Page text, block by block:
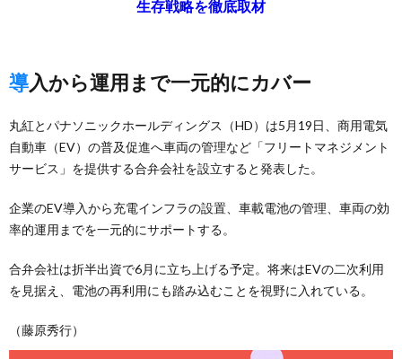
生存戦略を徹底取材
導入から運用まで一元的にカバー
丸紅とパナソニックホールディングス（HD）は5月19日、商用電気
自動車（EV）の普及促進へ車両の管理など「フリートマネジメント
サービス」を提供する合弁会社を設立すると発表した。
企業のEV導入から充電インフラの設置、車載電池の管理、車両の効
率的運用までを一元的にサポートする。
合弁会社は折半出資で6月に立ち上げる予定。将来はEVの二次利用
を見据え、電池の再利用にも踏み込むことを視野に入れている。
（藤原秀行）